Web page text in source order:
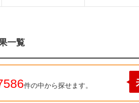
一覧
件の中から探せます。